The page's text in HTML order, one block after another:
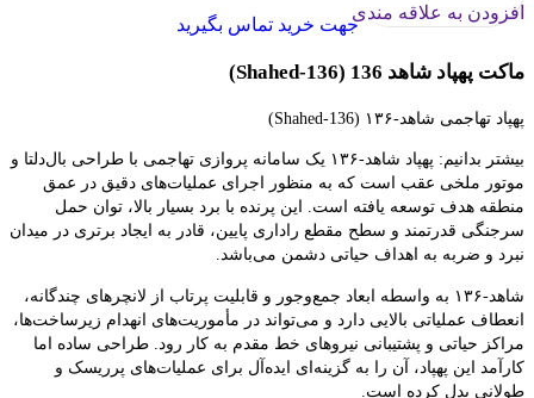
افزودن به علاقه مندی
جهت خرید تماس بگیرید
ماکت پهپاد شاهد 136 (Shahed‑136)
پهپاد تهاجمی شاهد‑۱۳۶ (Shahed‑136)
بیشتر بدانیم: پهپاد شاهد‑۱۳۶ یک سامانه پروازی تهاجمی با طراحی بال‌دلتا و
موتور ملخی عقب است که به منظور اجرای عملیات‌های دقیق در عمق
منطقه هدف توسعه یافته است. این پرنده با برد بسیار بالا، توان حمل
سرجنگی قدرتمند و سطح مقطع راداری پایین، قادر به ایجاد برتری در میدان
نبرد و ضربه به اهداف حیاتی دشمن می‌باشد.
شاهد‑۱۳۶ به واسطه ابعاد جمع‌وجور و قابلیت پرتاب از لانچرهای چندگانه،
انعطاف عملیاتی بالایی دارد و می‌تواند در مأموریت‌های انهدام زیرساخت‌ها،
مراکز حیاتی و پشتیبانی نیروهای خط مقدم به کار رود. طراحی ساده اما
کارآمد این پهپاد، آن را به گزینه‌ای ایده‌آل برای عملیات‌های پرریسک و
طولانی بدل کرده است.